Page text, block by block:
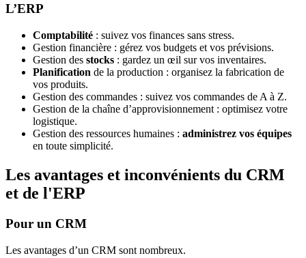
L’ERP
Comptabilité : suivez vos finances sans stress.
Gestion financière : gérez vos budgets et vos prévisions.
Gestion des stocks : gardez un œil sur vos inventaires.
Planification de la production : organisez la fabrication de
vos produits.
Gestion des commandes : suivez vos commandes de A à Z.
Gestion de la chaîne d’approvisionnement : optimisez votre
logistique.
Gestion des ressources humaines : administrez vos équipes
en toute simplicité.
Les avantages et inconvénients du CRM
et de l'ERP
Pour un CRM
Les avantages d’un CRM sont nombreux.